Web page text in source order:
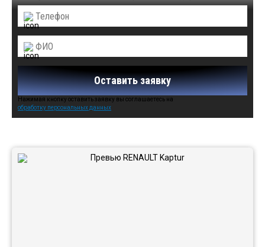
Оставить заявку
Нажимая кнопку оставить заявку вы соглашаетесь на
обработку персональных данных